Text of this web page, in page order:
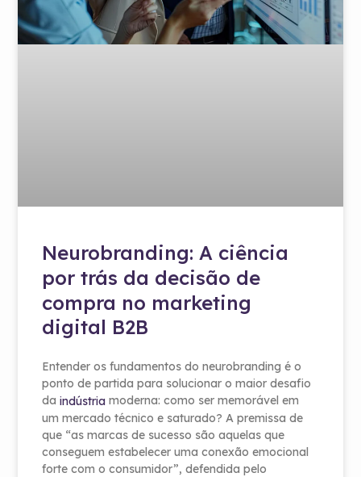
Neurobranding: A ciência
por trás da decisão de
compra no marketing
digital B2B
Entender os fundamentos do neurobranding é o
ponto de partida para solucionar o maior desafio
daindústria moderna: como ser memorável em
um mercado técnico e saturado? A premissa de
que “as marcas de sucesso são aquelas que
conseguem estabelecer uma conexão emocional
forte com o consumidor”, defendida pelo